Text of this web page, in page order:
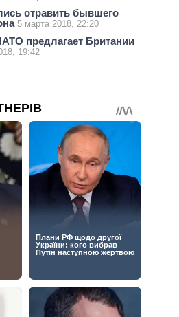
отравить бывшего
5 марта 2018, 22:20
предлагает Британии
19:42